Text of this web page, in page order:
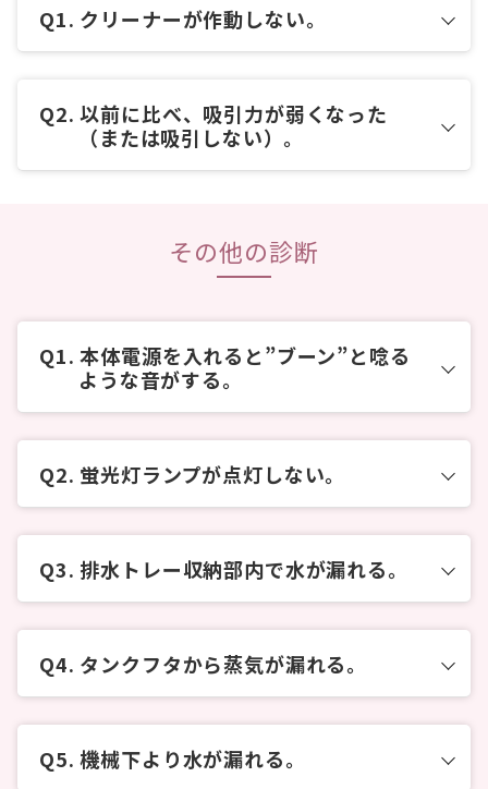
コメット電機サービスセンター
0120-2171-00
付属品単体での修理の場合、故障内容や症状により
本体の点検を含めて修理をご希望される
場合は、以下より修理のお申し込み手続きへお進み
ください。
コメット電機サービスセンター
0120-2171-00
※ 受付時間 月曜～金曜 9:00～17:00
土曜・日曜・祝日を除く
理をご希望される場合は、上記フリーダイヤルへご
相談ください。
場合は、以下より修理のお申し込み手続きへお進み
ください。
コメット電機サービスセンター
0120-2171-00
土曜・日曜・祝日を除く
付属品単体での修理の場合、故障内容や症状により
場合は、以下より修理のお申し込み手続きへお進み
ください。
クリーナーが作動しない。
0120-2171-00
※ 受付時間 月曜～金曜 9:00～17:00
土曜・日曜・祝日を除く
付属品単体での修理の場合、故障内容や症状により
お預かりする部品が異なります。付属品単体での修
相談ください。
本体の点検を含めて修理をご希望される
以前に比べ、吸引力が弱くなった
（または吸引しない）。
コメット電機サービスセンター
0120-2171-00
※ 受付時間 月曜～金曜 9:00～17:00
付属品単体での修理の場合、故障内容や症状により
お預かりする部品が異なります。付属品単体での修
理をご希望される場合は、上記フリーダイヤルへご
相談ください。
本体の点検を含めて修理をご希望される
場合
ください。
その他の診断
本体電源を入れると”ブーン”と唸る
ような音がする。
蛍光灯ランプが点灯しない。
排水トレー収納部内で水が漏れる。
タンクフタから蒸気が漏れる。
機械下より水が漏れる。